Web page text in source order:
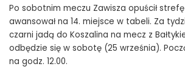
Po sobotnim meczu Zawisza opuścił
awansował na 14. miejsce w tabeli. Za
czarni jadą do Koszalina na mecz z
odbędzie się w sobotę (25 września).
na godz. 12.00.